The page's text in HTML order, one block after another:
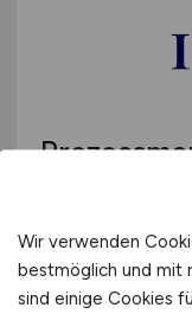
ING
gestern
Wir verwenden
bestmöglich und mit
sind einige Cookies